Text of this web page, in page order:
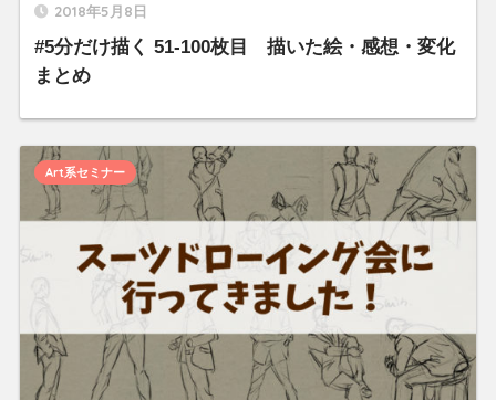
2018年5月8日
#5分だけ描く 51-100枚目 描いた絵・感想・変化
まとめ
Art系セミナー